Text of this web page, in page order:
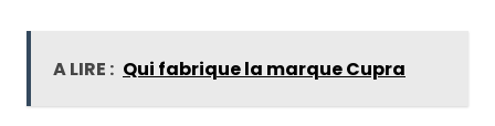
A LIRE : Qui fabrique la marque Cupra